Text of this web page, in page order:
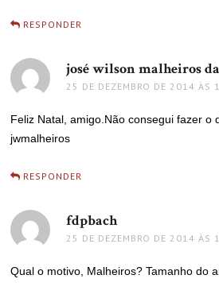
RESPONDER
josé wilson malheiros
25 DE DEZEMBRO DE 2014 ÀS
Feliz Natal, amigo.Não consegui fazer o
jwmalheiros
RESPONDER
fdpbachdisse:
25 DE DEZEMBRO DE 2014 ÀS
Qual o motivo, Malheiros? Tamanho do